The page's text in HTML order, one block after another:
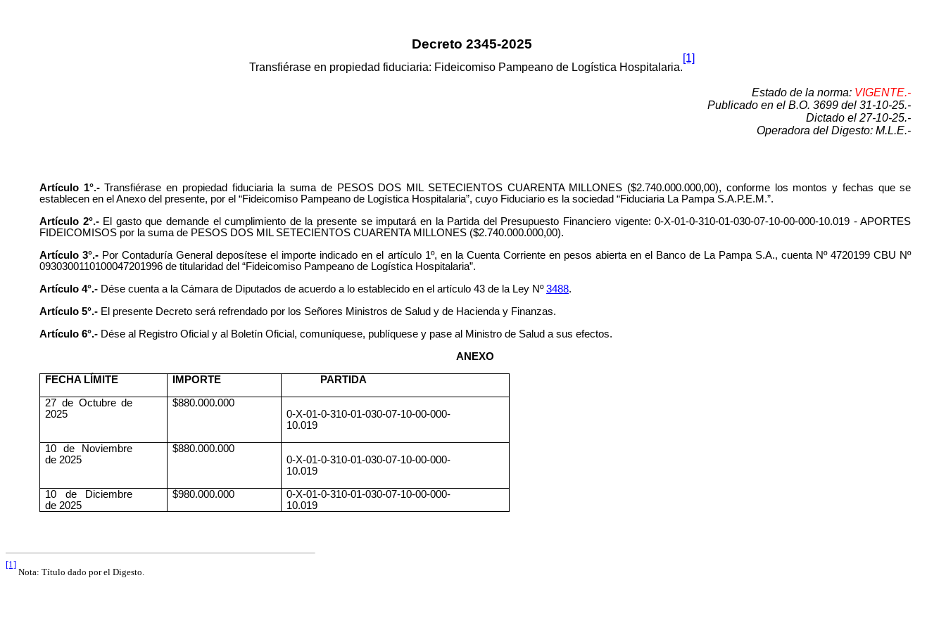
Decreto 2345-2025
Transfiérase en propiedad fiduciaria: Fideicomiso Pampeano de Logística Hospitalaria.
[1]
Estado de la norma: VIGENTE.-
Publicado en el B.O. 3699 del 31-10-25.-
Dictado el 27-10-25.-
Operadora del Digesto: M.L.E.-
Artículo 1°.-Transfiérase en propiedad fiduciaria la suma de PESOS DOS MIL SETECIENTOS CUARENTA MILLONES ($2.740.000.000,00), conforme los montos y fechas que se
establecen en el Anexo del presente, por el “Fideicomiso Pampeano de Logística Hospitalaria”, cuyo Fiduciario es la sociedad “Fiduciaria La Pampa S.A.P.E.M.”.
Artículo 2°.-El gasto que demande el cumplimiento de la presente se imputará en la Partida del Presupuesto Financiero vigente: 0-X-01-0-310-01-030-07-10-00-000-10.019 - APORTES
FIDEICOMISOS por la suma de PESOS DOS MIL SETECIENTOS CUARENTA MILLONES ($2.740.000.000,00).
Artículo 3°.- Por Contaduría General deposítese el importe indicado en el artículo 1º, en la Cuenta Corriente en pesos abierta en el Banco de La Pampa S.A., cuenta Nº 4720199 CBU Nº
0930300110100047201996 de titularidad del “Fideicomiso Pampeano de Logística Hospitalaria”.
Artículo 4°.- Dése cuenta a la Cámara de Diputados de acuerdo a lo establecido en el artículo 43 de la Ley Nº3488.
Artículo 5°.- El presente Decreto será refrendado por los Señores Ministros de Salud y de Hacienda y Finanzas.
Artículo 6°.- Dése al Registro Oficial y al Boletín Oficial, comuníquese, publíquese y pase al Ministro de Salud a sus efectos.
ANEXO
FECHA LÍMITE IMPORTE PARTIDA
27 de Octubre de
2025
$880.000.000
0-X-01-0-310-01-030-07-10-00-000-
10.019
10 de Noviembre
de 2025
$880.000.000
0-X-01-0-310-01-030-07-10-00-000-
10.019
10 de Diciembre
de 2025
$980.000.000
0-X-01-0-310-01-030-07-10-00-000-
10.019
[1]
Nota: Título dado por el Digesto.